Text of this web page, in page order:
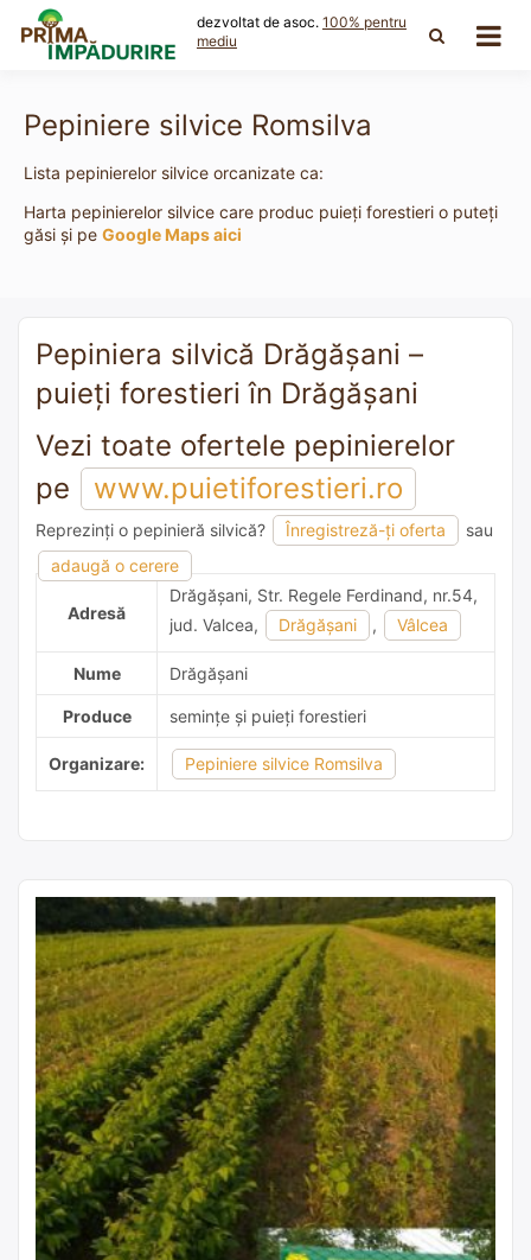
content
dezvoltat de asoc. 100% pentru
mediu
Pepiniere silvice Romsilva
Lista pepinierelor silvice orcanizate ca:
Harta pepinierelor silvice care produc puieți forestieri o puteți
găsi și pe Google Maps aici
Pepiniera silvică Drăgăşani –
puieți forestieri în Drăgăşani
Vezi toate ofertele pepinierelor
pe
www.puietiforestieri.ro
Reprezinți o pepinieră silvică? Înregistreză-ți oferta
sau
adaugă o cerere
1 recomandare
Adresă
Drăgăşani, Str. Regele Ferdinand, nr.54,
jud. Valcea,
Drăgăşani , Vâlcea
Nume Drăgăşani
Produce semințe și puieți forestieri
Organizare: Pepiniere silvice Romsilva